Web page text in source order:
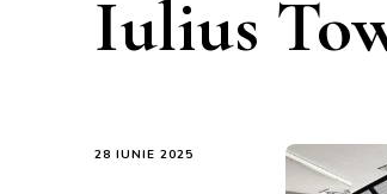
Iulius
28 IUNIE 2025